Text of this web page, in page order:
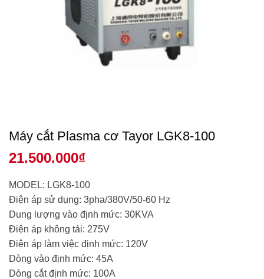
Máy cắt Plasma cơ Tayor LGK8-100
21.500.000₫
MODEL: LGK8-100
Điện áp sử dụng: 3pha/380V/50-60 Hz
Dung lượng vào định mức: 30KVA
Điện áp không tải: 275V
Điện áp làm việc định mức: 120V
Dòng vào định mức: 45A
Dòng cắt định mức: 100A